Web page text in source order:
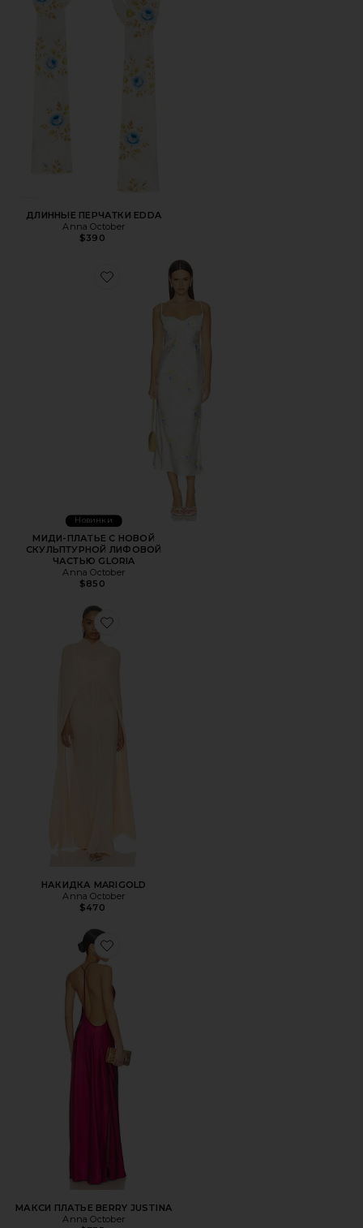
ДЛИННЫЕ ПЕРЧАТКИ EDDA
Anna October
$390
Favorite МИДИ-ПЛАТЬЕ С НОВОЙ СКУЛЬПТУРНОЙ
Новинки
МИДИ-ПЛАТЬЕ С НОВОЙ
СКУЛЬПТУРНОЙ ЛИФОВОЙ
ЧАСТЬЮ GLORIA
Anna October
$850
Favorite НАКИДКА MARIGOLD
НАКИДКА MARIGOLD
Anna October
$470
Favorite МАКСИ ПЛАТЬЕ BERRY JUSTINA
МАКСИ ПЛАТЬЕ BERRY JUSTINA
Anna October